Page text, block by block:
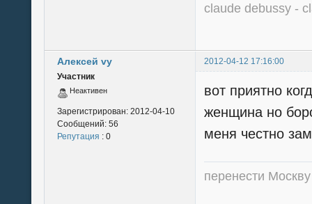
claude debussy -
Алексей vy
2012-04-12 17:16:00
Участник
Неактивен
Зарегистрирован: 2012-04-10
Сообщений: 56
Репутация : 0
вот приятно
женщина но
меня честно
перенести